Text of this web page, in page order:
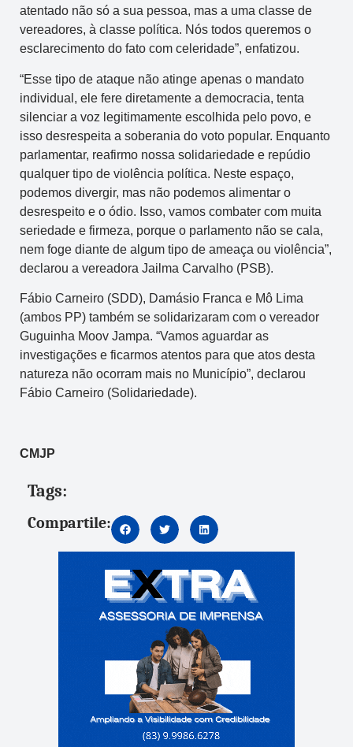
atentado não só a sua pessoa, mas a uma classe de
vereadores, à classe política. Nós todos queremos o
esclarecimento do fato com celeridade”, enfatizou.
“Esse tipo de ataque não atinge apenas o mandato
individual, ele fere diretamente a democracia, tenta
silenciar a voz legitimamente escolhida pelo povo, e
isso desrespeita a soberania do voto popular. Enquanto
parlamentar, reafirmo nossa solidariedade e repúdio
qualquer tipo de violência política. Neste espaço,
podemos divergir, mas não podemos alimentar o
desrespeito e o ódio. Isso, vamos combater com muita
seriedade e firmeza, porque o parlamento não se cala,
nem foge diante de algum tipo de ameaça ou violência”,
declarou a vereadora Jailma Carvalho (PSB).
Fábio Carneiro (SDD), Damásio Franca e Mô Lima
(ambos PP) também se solidarizaram com o vereador
Guguinha Moov Jampa. “Vamos aguardar as
investigações e ficarmos atentos para que atos desta
natureza não ocorram mais no Município”, declarou
Fábio Carneiro (Solidariedade).
CMJP
Tags:
Compartile: